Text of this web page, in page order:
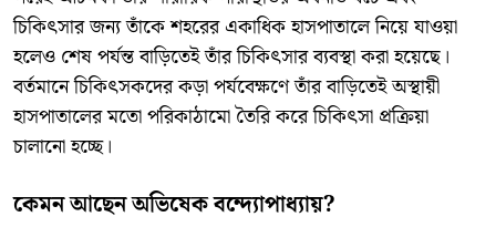
চিকিৎসার জন্য তাঁকে শহরের একাধিক হাসপাতালে নিয়ে যাওয়া
হলেও শেষ পর্যন্ত বাড়িতেই তাঁর চিকিৎসার ব্যবস্থা করা হয়েছে।
বর্তমানে চিকিৎসকদের কড়া পর্যবেক্ষণে তাঁর বাড়িতেই অস্থায়ী
হাসপাতালের মতো পরিকাঠামো তৈরি করে চিকিৎসা প্রক্রিয়া
চালানো হচ্ছে।
​কেমন আছেন অভিষেক বন্দ্যোপাধ্যায়?